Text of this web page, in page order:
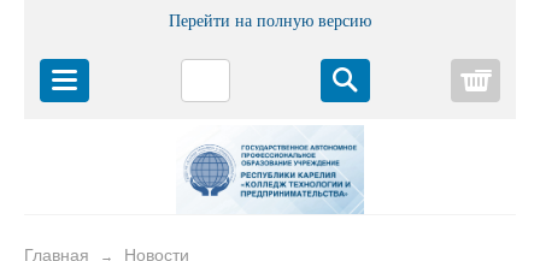
Перейти на полную версию
Главная → Новости